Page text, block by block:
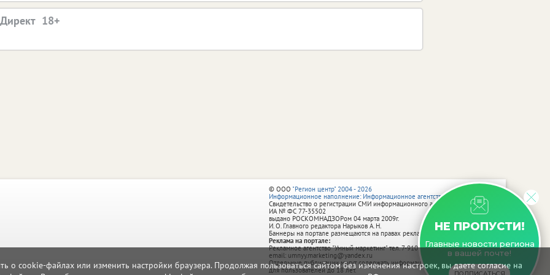
о cookie-файлах или изменить настройки браузера. Продолжая пользоваться сайтом без изменения настроек, вы даете согласие на
НЕ ПРОПУСТИ!
Главные новости региона
в вашей почте!
© ООО "Регион центр" 2004 - 2026
Информационное наполнение: Информационное агентство vRossii.ru
Свидетельство о регистрации СМИ информационного агентства vRossii.ru
ИА № ФС 77‑35502
выдано РОСКОМНАДЗОРом 04 марта 2009г.
И. О. Главного редактора Нарыков А. Н.
Баннеры на портале размещаются на правах рекламы.
Реклама на портале:
Рекламное агентство "Умный маркетинг" тел. 7-910-267-70-40,
email: umnyy.marketing@yandex.ru
Отдельные публикации могут содержать информацию, не предназначенную
для пользователей до 18 лет.